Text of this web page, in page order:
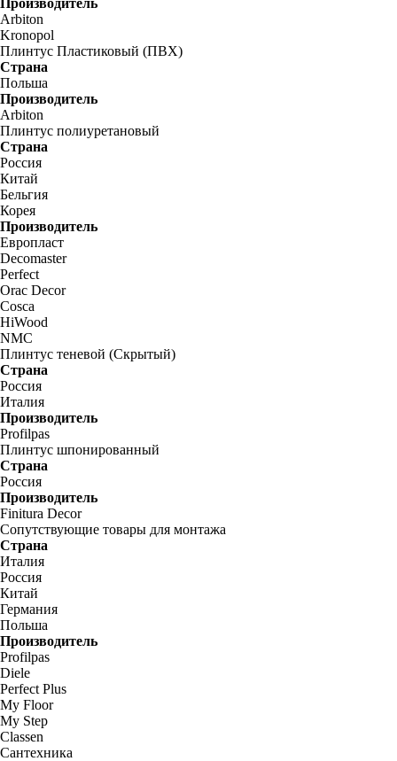
Производитель
Arbiton
Kronopol
Плинтус Пластиковый (ПВХ)
Страна
Польша
Производитель
Arbiton
Плинтус полиуретановый
Страна
Россия
Китай
Бельгия
Корея
Производитель
Европласт
Decomaster
Perfect
Orac Decor
Cosca
HiWood
NMC
Плинтус теневой (Скрытый)
Страна
Россия
Италия
Производитель
Profilpas
Плинтус шпонированный
Страна
Россия
Производитель
Finitura Decor
Сопутствующие товары для монтажа
Страна
Италия
Россия
Китай
Германия
Польша
Производитель
Profilpas
Diele
Perfect Plus
My Floor
My Step
Classen
Сантехника